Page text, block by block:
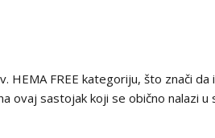
HEMA FREE kategoriju, što znači
ovaj sastojak koji se obično nalazi